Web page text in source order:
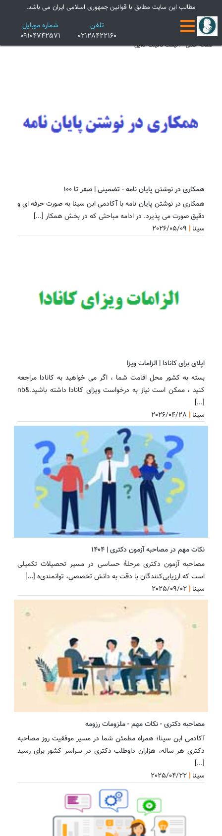
مطالب این سایت مطابق با قوانین جمهوری اسلامی ایران می باشد.
شماره موبایل
09104742571
تلفن
02128422160
×
صفحه اصلی لیست کافینت آنلاین
همکاری در نوشتن پایان نامه - تضمینی | صفر تا 100
همکاری در نوشتن پایان نامه با آکادمی ابن سینا به صورت حرفه ای و
دقیق صورت می پذیرد. در ادامه مباحثی که در بخش همکار [...]
2026/05/09 | سینا
اپلای برای کانادا | الزامات ویزا
بسته به کشور محل اقامت شما ، اگر می خواهید به کانادا مراجعه
کنید ، ممکن است نیاز به درخواست ویزای کانادا داشته باشید.&nb
[...]
2026/04/28 | سینا
نکات مهم در مصاحبه آزمون دکتری | 1404
مصاحبه آزمون دکتری مرحلهٔ حساسی در مسیر تحصیلات تکمیلی
است که ارزیابی‌کنندگان با دقت به دانش تخصصی، توانمندی‌ه [...]
2025/09/02 | سینا
مصاحبه دکتری - نکات مهم - ملزومات رزومه
آکادمی ابن سینا؛ همراه مطمئن شما در مسیر موفقیت روز مصاحبه
دکتری هر ساله، هزاران داوطلب دکتری در سراسر کشور برای رسید
[...]
2025/04/22 | سینا